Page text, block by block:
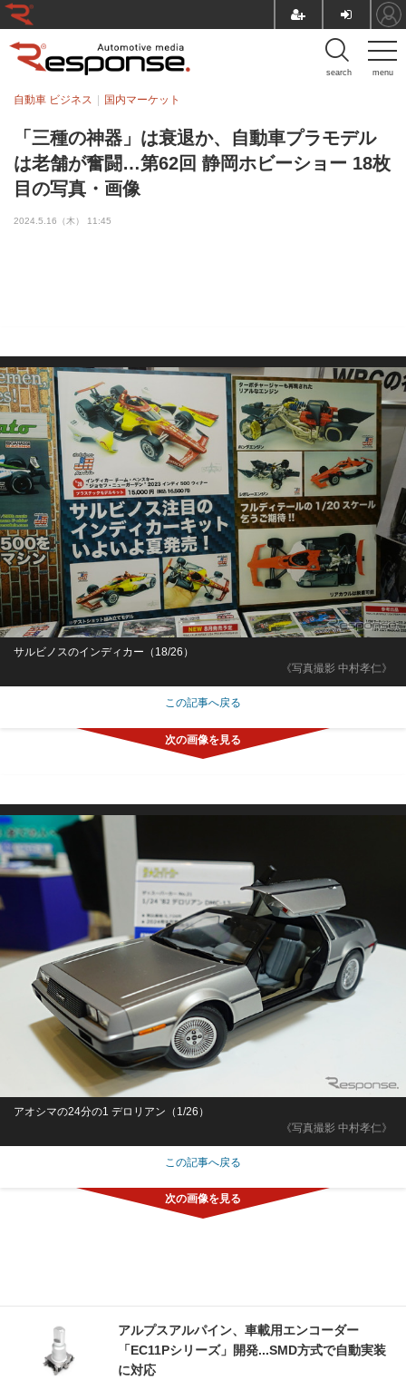
menu
search
「三種の神器」は衰退か、自動車プラモデル
は老舗が奮闘…第62回 静岡ホビーショー 18枚
目の写真・画像
自動車 ビジネス 国内マーケット
2024.5.16（木） 11:45
《写真撮影 中村孝仁》
サルビノスのインディカー（18/26）
この記事へ戻る
《写真撮影 中村孝仁》
アオシマの24分の1 デロリアン（1/26）
この記事へ戻る
アルプスアルパイン、車載用エンコーダー
「EC11Pシリーズ」開発...SMD方式で自動実装
に対応